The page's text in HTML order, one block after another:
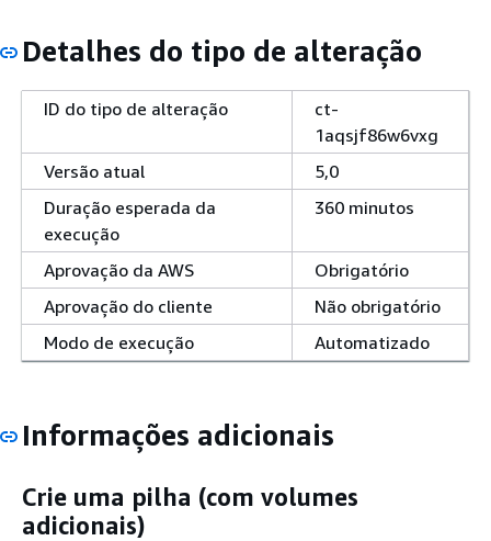
Detalhes do tipo de alteração
ID do tipo de alteração
ct-
1aqsjf86w6vxg
Versão atual
5,0
Duração esperada da
execução
360 minutos
Aprovação da AWS
Obrigatório
Aprovação do cliente
Não obrigatório
Modo de execução
Automatizado
Informações adicionais
Crie uma pilha (com volumes
adicionais)